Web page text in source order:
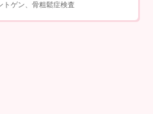
トゲン、骨粗鬆症検査